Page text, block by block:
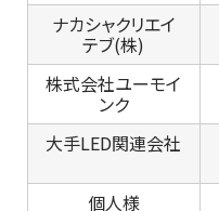
ナカシャクリエイ
テブ(株)
株式会社ユーモイ
ンク
大手LED関連会社
個人様